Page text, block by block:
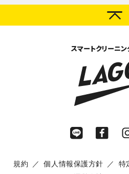
スマートクリーニン
規約 個人情報保護方針
特